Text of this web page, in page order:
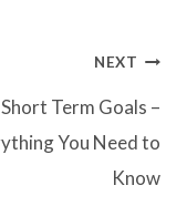
NEXT
Short Term Goals –
You Need to
Know